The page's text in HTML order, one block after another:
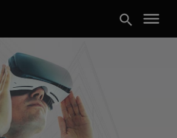
search menu